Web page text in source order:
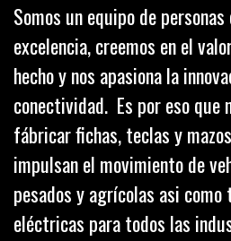
Somos un equipo de
excelencia, creemos en el
hecho y nos apasiona la
conectividad. Es por eso que
fábricar fichas, teclas y
impulsan el movimiento de
pesados y agrícolas asi
eléctricas para todos las